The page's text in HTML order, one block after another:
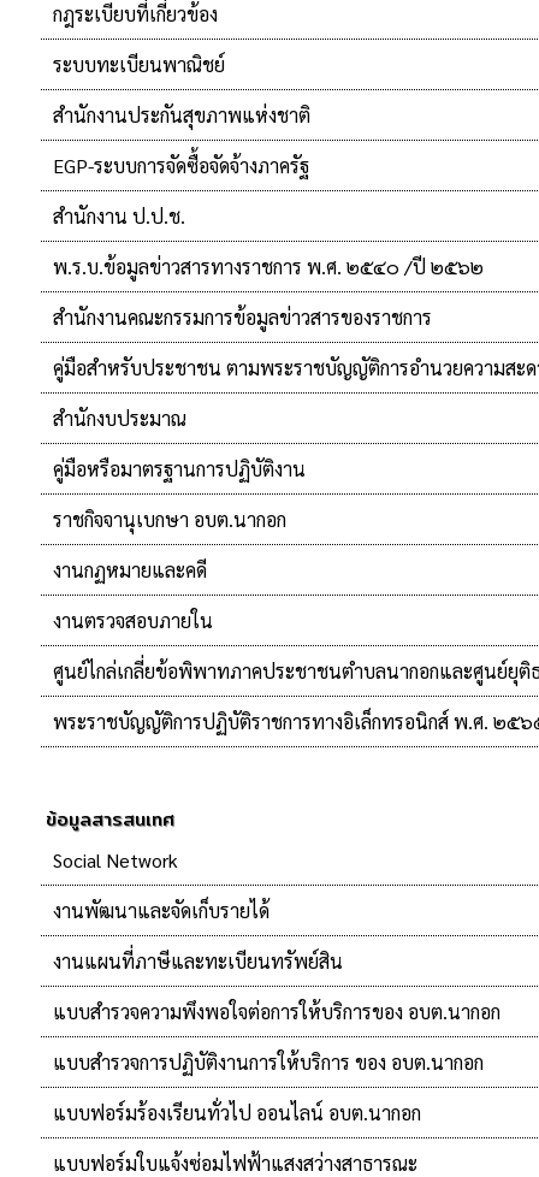
กฎระเบียบที่เกี่ยวข้อง
ระบบทะเบียนพาณิชย์
สำนักงานประกันสุขภาพแห่งชาติ
EGP-ระบบการจัดซื้อจัดจ้างภาครัฐ
สำนักงาน ป.ป.ช.
พ.ร.บ.ข้อมูลข่าวสารทางราชการ พ.ศ. ๒๕๔๐ /ปี ๒๕๖๒
สำนักงานคณะกรรมการข้อมูลข่าวสารของราชการ
คู่มือสำหรับประชาชน ตามพระราชบัญญัติการอำนวยความสะด
สำนักงบประมาณ
คู่มือหรือมาตรฐานการปฏิบัติงาน
ราชกิจจานุเบกษา อบต.นากอก
งานกฏหมายและคดี
งานตรวจสอบภายใน
ศูนย์ไกล่เกลี่ยข้อพิพาทภาคประชาชนตำบลนากอกและศูนย์ยุ
พระราชบัญญัติการปฏิบัติราชการทางอิเล็กทรอนิกส์ พ.ศ. ๒๕
ข้อมูลสารสนเทศ
Social Network
งานพัฒนาและจัดเก็บรายได้
งานแผนที่ภาษีและทะเบียนทรัพย์สิน
แบบสำรวจความพึงพอใจต่อการให้บริการของ อบต.นากอก
แบบสำรวจการปฏิบัติงานการให้บริการ ของ อบต.นากอก
แบบฟอร์มร้องเรียนทั่วไป ออนไลน์ อบต.นากอก
แบบฟอร์มใบแจ้งซ่อมไฟฟ้าแสงสว่างสาธารณะ